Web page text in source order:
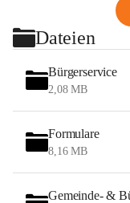
Dateien
Bürgerservice
2,08 MB
Formulare
8,16 MB
Gemeinde- &